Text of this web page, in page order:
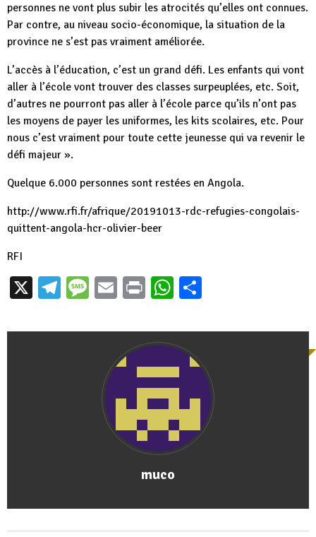
personnes ne vont plus subir les atrocités qu’elles ont connues.
Par contre, au niveau socio-économique, la situation de la
province ne s’est pas vraiment améliorée.
L’accès à l’éducation, c’est un grand défi. Les enfants qui vont
aller à l’école vont trouver des classes surpeuplées, etc. Soit,
d’autres ne pourront pas aller à l’école parce qu’ils n’ont pas
les moyens de payer les uniformes, les kits scolaires, etc. Pour
nous c’est vraiment pour toute cette jeunesse qui va revenir le
défi majeur ».
Quelque 6.000 personnes sont restées en Angola.
http://www.rfi.fr/afrique/20191013-rdc-refugies-congolais-
quittent-angola-hcr-olivier-beer
RFI
X Telegram
Message
EmailPrintWhatsApp
muco